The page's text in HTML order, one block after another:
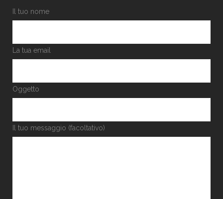
Il tuo nome
La tua email
Oggetto
Il tuo messaggio (facoltativo)